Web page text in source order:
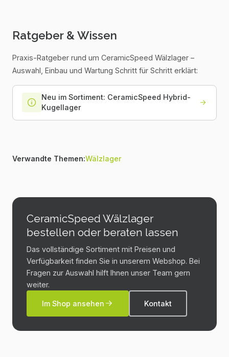
Ratgeber & Wissen
Praxis-Ratgeber rund um CeramicSpeed Wälzlager –
Auswahl, Einbau und Wartung Schritt für Schritt erklärt:
Neu im Sortiment: CeramicSpeed Hybrid-
Kugellager
Verwandte Themen:Wälzlager
CeramicSpeed Wälzlager
bestellen oder beraten lassen
Das vollständige Sortiment mit Preisen und
Verfügbarkeit finden Sie in unserem Webshop. Bei
Fragen zur Auswahl hilft Ihnen unser Team gern
weiter.
Im Shop ansehen Kontakt